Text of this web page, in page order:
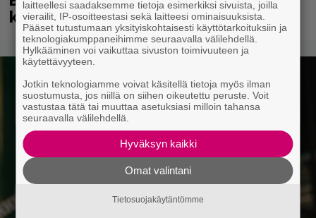
kuulostaa uusi musiikki
laitteellesi saadaksemme tietoja esimerkiksi sivuista, joilla
vierailit, IP-osoitteestasi sekä laitteesi ominaisuuksista.
Pääset tutustumaan yksityiskohtaisesti käyttötarkoituksiin ja
teknologiakumppaneihimme seuraavalla välilehdellä.
Hylkääminen voi vaikuttaa sivuston toimivuuteen ja
käytettävyyteen.
Jotkin teknologiamme voivat käsitellä tietoja myös ilman
suostumusta, jos niillä on siihen oikeutettu peruste. Voit
vastustaa tätä tai muuttaa asetuksiasi milloin tahansa
seuraavalla välilehdellä.
Hyväksyn kaikki
Omat valintani
Tietosuojakäytäntömme